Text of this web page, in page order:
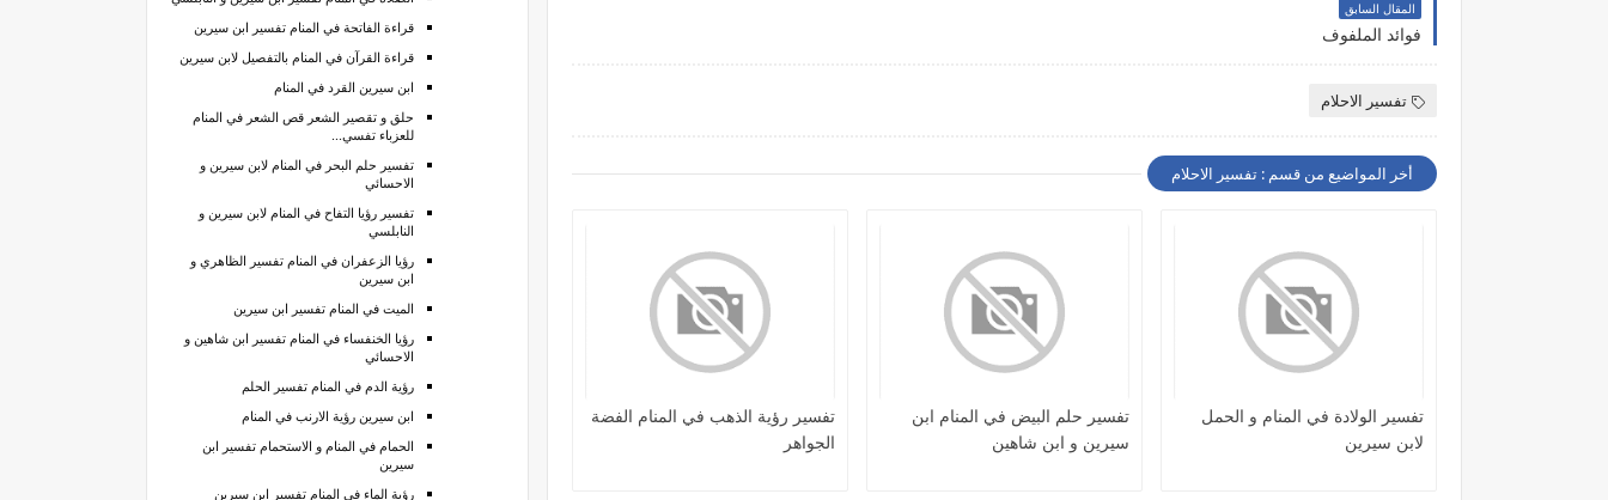
المقال السابق
فوائد الملفوف
تفسير الاحلام
أخر المواضيع من قسم : تفسير الاحلام
تفسير الولادة في المنام و الحمل
لابن سيرين
تفسير حلم البيض في المنام ابن
سيرين و ابن شاهين
تفسير رؤية الذهب في المنام الفضة
الجواهر
قراءة الفاتحة في المنام تفسير ابن سيرين
قراءة القرآن في المنام بالتفصيل لابن سيرين
ابن سيرين القرد في المنام
حلق و تقصير الشعر قص الشعر في المنام
للعزباء تفسي...
تفسير حلم البحر في المنام لابن سيرين و
الاحسائي
تفسير رؤيا التفاح في المنام لابن سيرين و
النابلسي
رؤيا الزعفران في المنام تفسير الظاهري و
ابن سيرين
الميت في المنام تفسير ابن سيرين
رؤيا الخنفساء في المنام تفسير ابن شاهين و
الاحسائي
رؤية الدم في المنام تفسير الحلم
ابن سيرين رؤية الارنب في المنام
الحمام في المنام و الاستحمام تفسير ابن
سيرين
رؤية الماء في المنام تفسير ابن سيرين